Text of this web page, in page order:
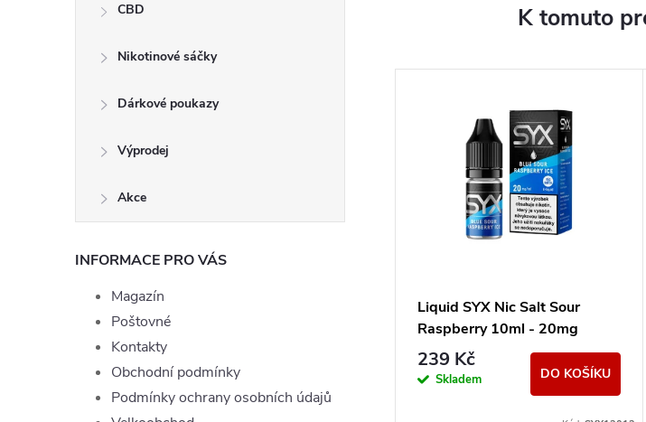
CBD
Nikotinové sáčky
Dárkové poukazy
Výprodej
Akce
INFORMACE PRO VÁS
Magazín
Poštovné
Kontakty
Obchodní podmínky
Podmínky ochrany osobních údajů
K tomuto
ZOBRAZIT
10ml - 0mg
Momentálně
nedostupné
Liquid SYX Nic Salt Sour
Raspberry 10ml - 20mg
239 Kč
Skladem DO KOŠÍKU